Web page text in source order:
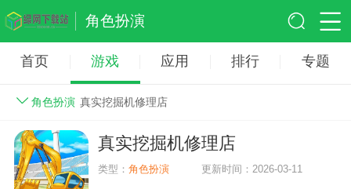
角色扮演
首页 游戏 应用 排行 专题
角色扮演 真实挖掘机修理店
真实挖掘机修理店
类型：角色扮演 更新时间：2026-03-11